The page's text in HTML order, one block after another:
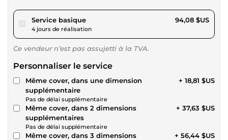
Service basiquepour 86,70 $US
4 jours de réalisation
94,08 $US
Ce vendeur n’est pas assujetti à la TVA.
Personnaliser le service
Même cover, dans une dimension
supplémentaire
Pas de délai supplémentaire
+ 18,81 $US
Même cover, dans 2 dimensions
supplémentaires
Pas de délai supplémentaire
+ 37,63 $US
Même cover, dans 3 dimensions
+ 56,44 $US